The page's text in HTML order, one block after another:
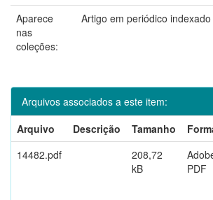
Aparece
nas
coleções:
Artigo em periódico indexado
Arquivos associados a este item:
Arquivo
Descrição Tamanho
14482.pdf
208,72
kB
PDF